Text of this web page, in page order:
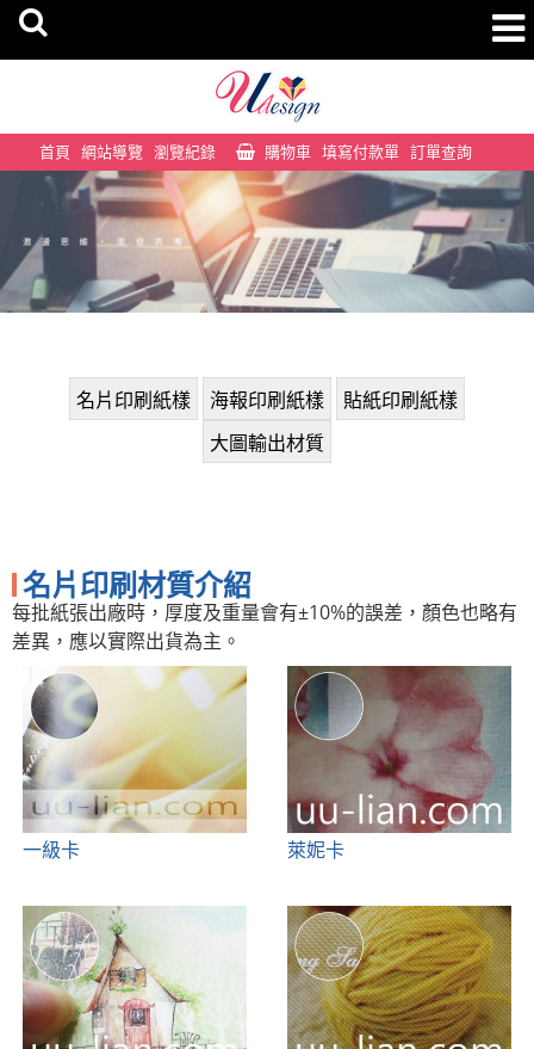
首頁 網站導覽 瀏覽紀錄 購物車 填寫付款單 訂單查詢
名片印刷材質介紹
每批紙張出廠時，厚度及重量會有±10%的誤差，顏色也略有
差異，應以實際出貨為主。
一級卡 萊妮卡